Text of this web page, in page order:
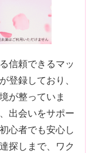
信頼できるマッ
登録しており、
が整っていま
出会いをサポー
心者でも安心し
探しまで、ワク